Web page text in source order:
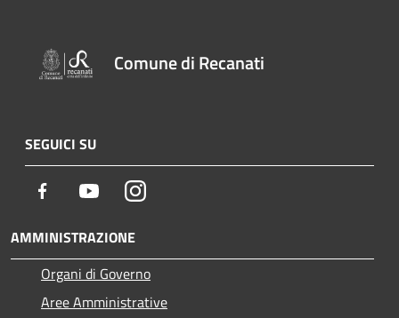
Comune di Recanati
SEGUICI SU
Facebook YoutubeInstagram
AMMINISTRAZIONE
Organi di Governo
Aree Amministrative